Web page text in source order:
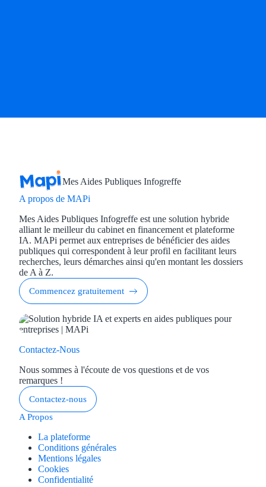
Mes Aides Publiques Infogreffe
A propos de MAPi
Mes Aides Publiques Infogreffe est une solution hybride
alliant le meilleur du cabinet en financement et plateforme
IA. MAPi permet aux entreprises de bénéficier des aides
publiques qui correspondent à leur profil en facilitant leurs
recherches, leurs démarches ainsi qu'en montant les dossiers
de A à Z.
Commencez gratuitement
Contactez-Nous
Nous sommes à l'écoute de vos questions et de vos
remarques !
Contactez-nous
A Propos
La plateforme
Conditions générales
Mentions légales
Cookies
Confidentialité